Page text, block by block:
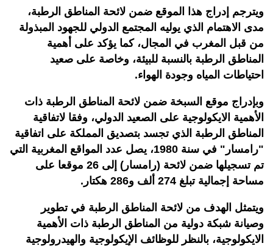
ويترجم إدراج هذا الموقع ضمن لائحة المناطق الرطبة،
مدى الاهتمام الذي يوليه المجتمع الدولي للجهود المبذولة
من قبل المغرب في المجال، كما يؤكد على أهمية
المناطق الرطبة بالنسبة للبيئة، وخاصة على صعيد
احتياطات المياه وجودة الهواء.
وبإدراج موقع السبخة ضمن لائحة المناطق الرطبة ذات
الأهمية الايكولوجية على الصعيد الدولي، وفقا لاتفاقية
المناطق الرطبة الذي تجسد بتصديق المملكة على اتفاقية
"رامسار" في سنة 1980، يصل عدد المواقع المغربية التي
تم تسجيلها ضمن لائحة (رامسار) إلى 26 موقعا على
مساحة إجمالية تبلغ 274 ألف و286 هكتار.
ويتمثل الهدف من لائحة المناطق الرطبة في تطوير
وصيانة شبكة دولية من المناطق الرطبة ذات الأهمية
الايكولوجية، بالنظر للوظائف الإيكولوجية والهيدرولوجية